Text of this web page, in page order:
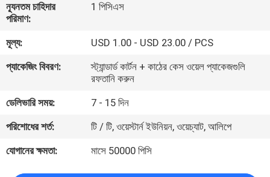
মান
নিয়ন্ত্রণ
করুন
উদ্ধৃতির
ন্যূনতম চাহিদার
পরিমাণ:
1 পিসিএস
মূল্য:
USD 1.00 - USD 23.00 / PCS
প্যাকেজিং বিবরণ:
স্ট্যান্ডার্ড কার্টন + কাঠের কেস ওয়েল প্যাকেজগুলি
রফতানি করুন
ডেলিভারি সময়:
7 - 15 দিন
পরিশোধের শর্ত:
টি / টি, ওয়েস্টার্ন ইউনিয়ন, ওয়েচ্যাট, আলিপে
যোগানের ক্ষমতা:
মাসে 50000 পিসি